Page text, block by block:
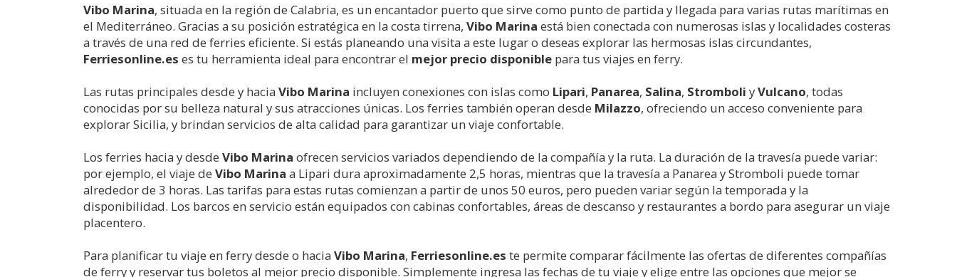
Vibo Marina, situada en la región de Calabria, es un encantador puerto que sirve como punto de partida y llegada para varias rutas marítimas en
el Mediterráneo. Gracias a su posición estratégica en la costa tirrena, Vibo Marina está bien conectada con numerosas islas y localidades costeras
a través de una red de ferries eficiente. Si estás planeando una visita a este lugar o deseas explorar las hermosas islas circundantes,
Ferriesonline.es es tu herramienta ideal para encontrar el mejor precio disponible para tus viajes en ferry.
Las rutas principales desde y hacia Vibo Marina incluyen conexiones con islas como Lipari, Panarea, Salina, Stromboli yVulcano, todas
conocidas por su belleza natural y sus atracciones únicas. Los ferries también operan desde Milazzo, ofreciendo un acceso conveniente para
explorar Sicilia, y brindan servicios de alta calidad para garantizar un viaje confortable.
Los ferries hacia y desde Vibo Marina ofrecen servicios variados dependiendo de la compañía y la ruta. La duración de la travesía puede variar:
por ejemplo, el viaje de Vibo Marina a Lipari dura aproximadamente 2,5 horas, mientras que la travesía a Panarea y Stromboli puede tomar
alrededor de 3 horas. Las tarifas para estas rutas comienzan a partir de unos 50 euros, pero pueden variar según la temporada y la
disponibilidad. Los barcos en servicio están equipados con cabinas confortables, áreas de descanso y restaurantes a bordo para asegurar un viaje
placentero.
Para planificar tu viaje en ferry desde o hacia Vibo Marina, Ferriesonline.es te permite comparar fácilmente las ofertas de diferentes compañías
de ferry y reservar tus boletos al mejor precio disponible. Simplemente ingresa las fechas de tu viaje y elige entre las opciones que mejor se